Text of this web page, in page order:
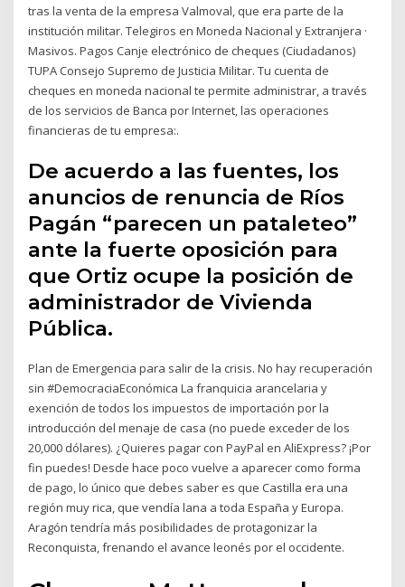
tras la venta de la empresa Valmoval, que era parte de la
institución militar. Telegiros en Moneda Nacional y Extranjera ·
Masivos. Pagos Canje electrónico de cheques (Ciudadanos)
TUPA Consejo Supremo de Justicia Militar. Tu cuenta de
cheques en moneda nacional te permite administrar, a través
de los servicios de Banca por Internet, las operaciones
financieras de tu empresa:.
De acuerdo a las fuentes, los
anuncios de renuncia de Ríos
Pagán “parecen un pataleteo”
ante la fuerte oposición para
que Ortiz ocupe la posición de
administrador de Vivienda
Pública.
Plan de Emergencia para salir de la crisis. No hay recuperación
sin #DemocraciaEconómica La franquicia arancelaria y
exención de todos los impuestos de importación por la
introducción del menaje de casa (no puede exceder de los
20,000 dólares). ¿Quieres pagar con PayPal en AliExpress? ¡Por
fin puedes! Desde hace poco vuelve a aparecer como forma
de pago, lo único que debes saber es que Castilla era una
región muy rica, que vendía lana a toda España y Europa.
Aragón tendría más posibilidades de protagonizar la
Reconquista, frenando el avance leonés por el occidente.